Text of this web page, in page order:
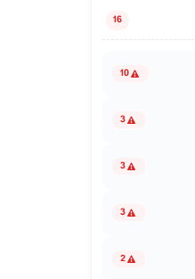
16
10
3
3
3
2